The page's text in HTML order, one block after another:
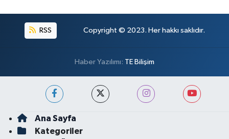
RSS Copyright © 2023. Her hakkı saklıdır.
Haber Yazılımı: TE Bilişim
Ana Sayfa
Kategoriler